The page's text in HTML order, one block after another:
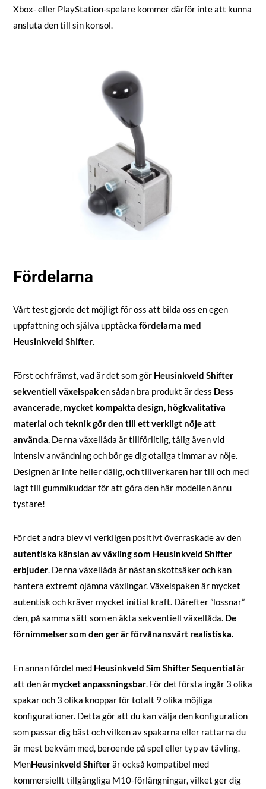
Xbox- eller PlayStation-spelare kommer därför inte att kunna
ansluta den till sin konsol.
Fördelarna
Vårt test gjorde det möjligt för oss att bilda oss en egen
uppfattning och själva upptäcka fördelarna med
Heusinkveld Shifter.
Först och främst, vad är det som gör Heusinkveld Shifter
sekventiell växelspaken sådan bra produkt är dess Dess
avancerade, mycket kompakta design, högkvalitativa
material och teknik gör den till ett verkligt nöje att
använda. Denna växellåda är tillförlitlig, tålig även vid
intensiv användning och bör ge dig otaliga timmar av nöje.
Designen är inte heller dålig, och tillverkaren har till och med
lagt till gummikuddar för att göra den här modellen ännu
tystare!
För det andra blev vi verkligen positivt överraskade av den
autentiska känslan av växling som Heusinkveld Shifter
erbjuder. Denna växellåda är nästan skottsäker och kan
hantera extremt ojämna växlingar. Växelspaken är mycket
autentisk och kräver mycket initial kraft. Därefter ”lossnar”
den, på samma sätt som en äkta sekventiell växellåda. De
förnimmelser som den ger är förvånansvärt realistiska.
En annan fördel med Heusinkveld Sim Shifter Sequential är
att den ärmycket anpassningsbar. För det första ingår 3 olika
spakar och 3 olika knoppar för totalt 9 olika möjliga
konfigurationer. Detta gör att du kan välja den konfiguration
som passar dig bäst och vilken av spakarna eller rattarna du
är mest bekväm med, beroende på spel eller typ av tävling.
MenHeusinkveld Shifterär också kompatibel med
kommersiellt tillgängliga M10-förlängningar, vilket ger dig